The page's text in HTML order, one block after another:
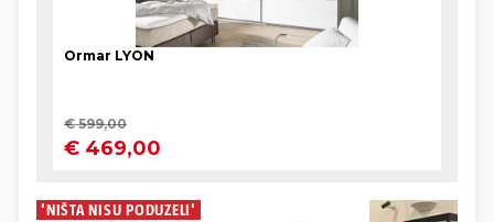
'NIŠTA NISU PODUZELI'